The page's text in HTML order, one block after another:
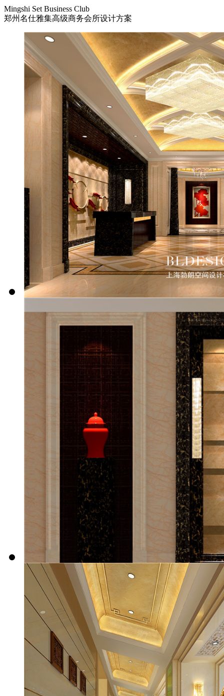
Mingshi Set Business Club
郑州名仕雅集高级商务会所设计方案